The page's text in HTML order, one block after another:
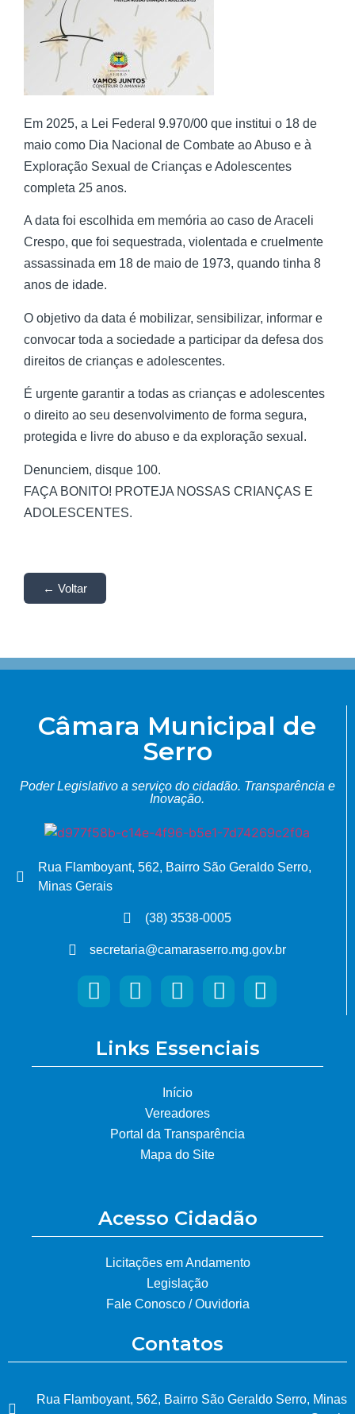
Em 2025, a Lei Federal 9.970/00 que institui o 18 de
maio como Dia Nacional de Combate ao Abuso e à
Exploração Sexual de Crianças e Adolescentes
completa 25 anos.
A data foi escolhida em memória ao caso de Araceli
Crespo, que foi sequestrada, violentada e cruelmente
assassinada em 18 de maio de 1973, quando tinha 8
anos de idade.
O objetivo da data é mobilizar, sensibilizar, informar e
convocar toda a sociedade a participar da defesa dos
direitos de crianças e adolescentes.
É urgente garantir a todas as crianças e adolescentes
o direito ao seu desenvolvimento de forma segura,
protegida e livre do abuso e da exploração sexual.
Denunciem, disque 100.
FAÇA BONITO! PROTEJA NOSSAS CRIANÇAS E
ADOLESCENTES.
← Voltar
Câmara Municipal de
Serro
Poder Legislativo a serviço do cidadão. Transparência e
Inovação.
Rua Flamboyant, 562, Bairro São Geraldo Serro,
Minas Gerais
(38) 3538-0005
secretaria@camaraserro.mg.gov.br
Links Essenciais
Início
Vereadores
Portal da Transparência
Mapa do Site
Acesso Cidadão
Licitações em Andamento
Legislação
Fale Conosco / Ouvidoria
Contatos
Rua Flamboyant, 562, Bairro São Geraldo Serro, Minas